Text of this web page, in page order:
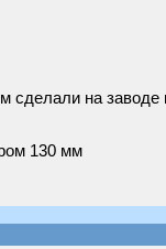
сделали на заводе
130 мм